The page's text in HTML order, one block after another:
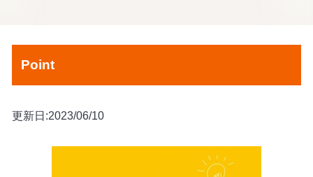
Point
更新日:2023/06/10